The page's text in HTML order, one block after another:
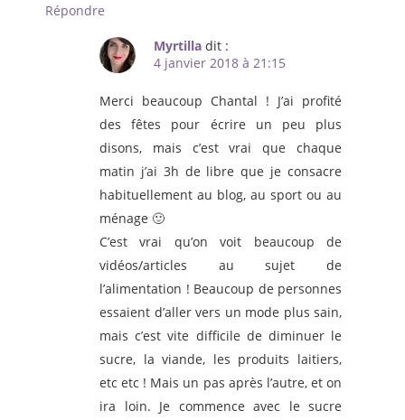
Répondre
Myrtilla dit :
4 janvier 2018 à 21:15
Merci beaucoup Chantal ! J’ai profité
des fêtes pour écrire un peu plus
disons, mais c’est vrai que chaque
matin j’ai 3h de libre que je consacre
habituellement au blog, au sport ou au
ménage 🙂
C’est vrai qu’on voit beaucoup de
vidéos/articles au sujet de
l’alimentation ! Beaucoup de personnes
essaient d’aller vers un mode plus sain,
mais c’est vite difficile de diminuer le
sucre, la viande, les produits laitiers,
etc etc ! Mais un pas après l’autre, et on
ira loin. Je commence avec le sucre